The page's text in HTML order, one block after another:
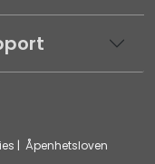
| Åpenhetsloven